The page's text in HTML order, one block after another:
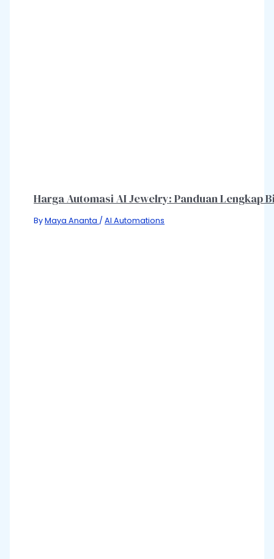
Harga Automasi AI Jewelry: Panduan Lengkap
ByMaya Ananta /AI Automations